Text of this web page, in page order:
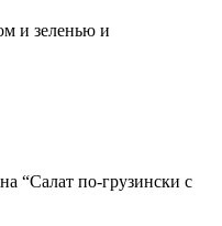
и зеленью и
“Салат по-грузински с